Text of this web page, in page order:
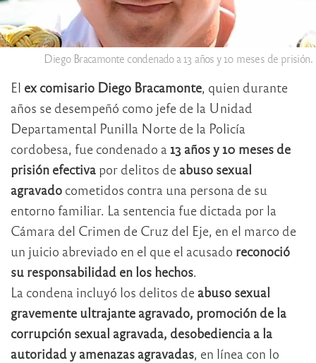
Diego Bracamonte condenado a 13 años y 10 meses de prisión.
El ex comisario Diego Bracamonte, quien durante
años se desempeñó como jefe de la Unidad
Departamental Punilla Norte de la Policía
cordobesa, fue condenado a 13 años y 10 meses de
prisión efectiva por delitos de abuso sexual
agravado cometidos contra una persona de su
entorno familiar. La sentencia fue dictada por la
Cámara del Crimen de Cruz del Eje, en el marco de
un juicio abreviado en el que el acusado reconoció
su responsabilidad en los hechos.
La condena incluyó los delitos de abuso sexual
gravemente ultrajante agravado, promoción de la
corrupción sexual agravada, desobediencia a la
autoridad y amenazas agravadas, en línea con lo